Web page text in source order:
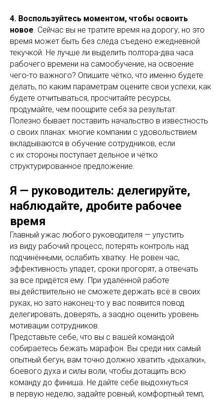
4. Воспользуйтесь моментом, чтобы освоить
новое. Сейчас вы не тратите время на дорогу, но это
время может быть без следа съедено ежедневной
текучкой. Не лучше ли выделить полтора-два часа
рабочего времени на самообучение, на освоение
чего-то важного? Опишите чётко, что именно будете
делать, по каким параметрам оцените свои успехи, как
будете отчитываться, просчитайте ресурсы,
продумайте, чем поощрите себя за результат.
Полезно бывает поставить начальство в известность
о своих планах: многие компании с удовольствием
вкладываются в обучение сотрудников, если
с их стороны поступает дельное и чётко
структурированное предложение.
Я — руководитель: делегируйте,
наблюдайте, дробите рабочее
время
Главный ужас любого руководителя — упустить
из виду рабочий процесс, потерять контроль над
подчинёнными, ослабить хватку. Не ровен час,
эффективность упадет, сроки прогорят, а отвечать
за все придётся ему. При удалённой работе
вы действительно не сможете держать всё в своих
руках, но зато наконец-то у вас появится повод
делегировать, доверять, а заодно оценить уровень
мотивации сотрудников.
Представьте себе, что вы с вашей командой
собираетесь бежать марафон. Вы среди них самый
опытный бегун, вам точно должно хватить «дыхалки»,
боевого духа и силы воли, чтобы дотащить всю
команду до финиша. Не дайте себе выдохнуться
в первую неделю, задайте ровный, комфортный темп,